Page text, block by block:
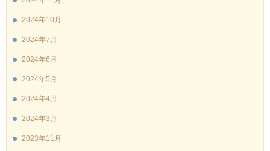
2024年10月
2024年7月
2024年6月
2024年5月
2024年4月
2024年3月
2023年11月